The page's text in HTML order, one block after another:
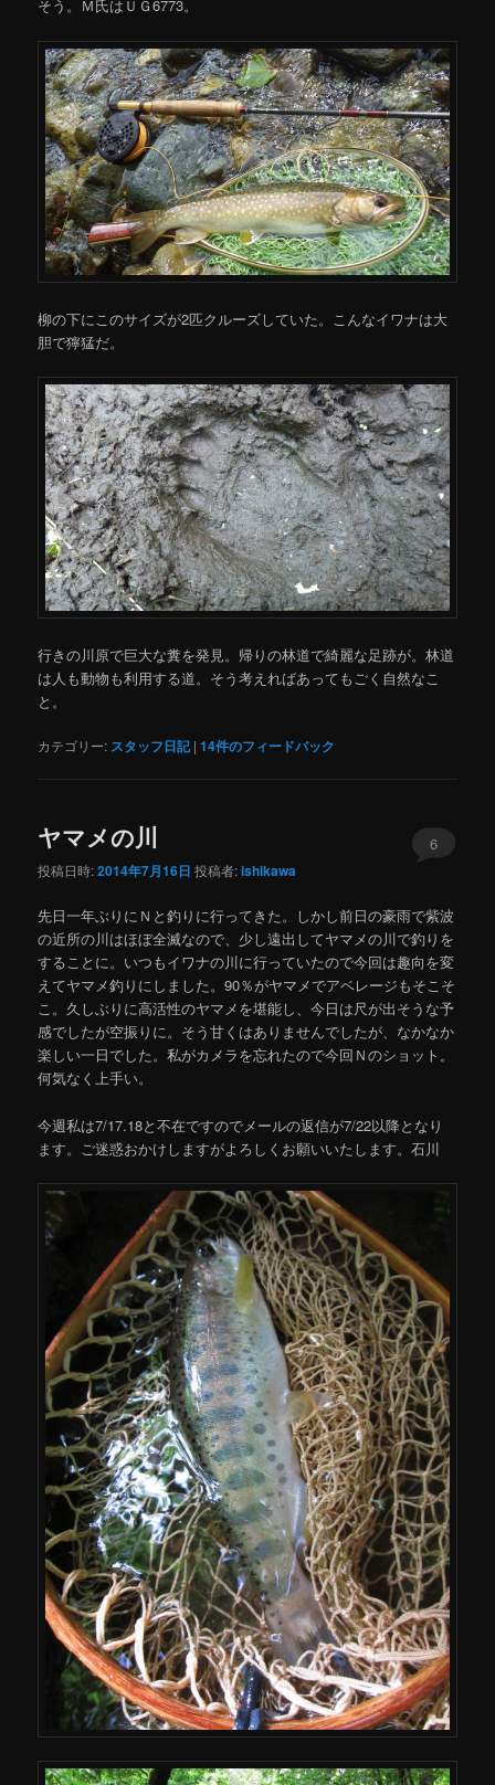
そう。Ｍ氏はＵＧ6773。
柳の下にこのサイズが2匹クルーズしていた。こんなイワナは大
胆で獰猛だ。
行きの川原で巨大な糞を発見。帰りの林道で綺麗な足跡が。林道
は人も動物も利用する道。そう考えればあってもごく自然なこ
と。
カテゴリー: スタッフ日記 |14件のフィードバック
ヤマメの川
投稿日時:2014年7月16日 投稿者:ishikawa
6
先日一年ぶりにＮと釣りに行ってきた。しかし前日の豪雨で紫波
の近所の川はほぼ全滅なので、少し遠出してヤマメの川で釣りを
することに。いつもイワナの川に行っていたので今回は趣向を変
えてヤマメ釣りにしました。90％がヤマメでアベレージもそこそ
こ。久しぶりに高活性のヤマメを堪能し、今日は尺が出そうな予
感でしたが空振りに。そう甘くはありませんでしたが、なかなか
楽しい一日でした。私がカメラを忘れたので今回Ｎのショット。
何気なく上手い。
今週私は7/17.18と不在ですのでメールの返信が7/22以降となり
ます。ご迷惑おかけしますがよろしくお願いいたします。石川